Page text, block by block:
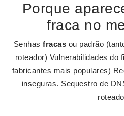
Porque
fraca no
Senhas fracas ou padrão
roteador) Vulnerabilidades do
fabricantes mais populares)
inseguras. Sequestro de